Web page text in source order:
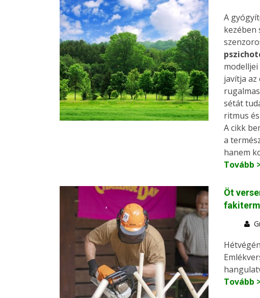
A
kezében
javítja
sétát
ritmus
A cikk
a
hanem
Tovább
Öt
Tovább